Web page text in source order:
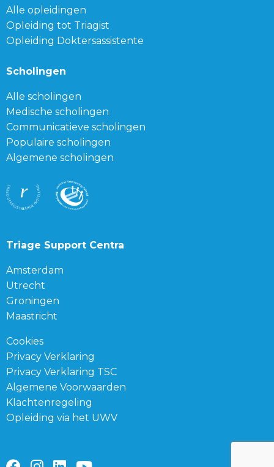
Alle opleidingen
Opleiding tot Triagist
Opleiding Doktersassistente
Scholingen
Alle scholingen
Medische scholingen
Communicatieve scholingen
Populaire scholingen
Algemene scholingen
Triage Support Centra
Amsterdam
Utrecht
Groningen
Maastricht
Cookies
Privacy Verklaring
Privacy Verklaring TSC
Algemene Voorwaarden
Klachtenregeling
Opleiding via het UWV